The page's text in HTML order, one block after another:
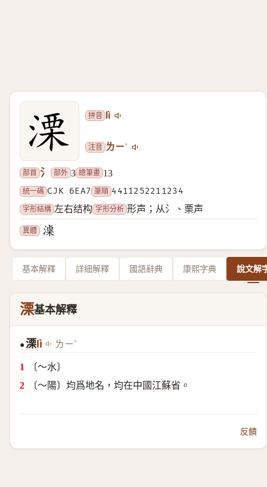
拼音 lì
注音 ㄌㄧˋ
部首 氵 部外 3 總筆畫 13
統一碼 CJK 6EA7 筆順 4411252211234
字形結構 左右结构 字形分析 形声；从氵、栗声
異體
基本解釋 詳細解釋 國語辭典 康熙字典 說文解
溧基本解釋
●溧 lì ㄌㄧˋ
〔～水〕
〔～陽〕均爲地名，均在中國江蘇省。
反饋